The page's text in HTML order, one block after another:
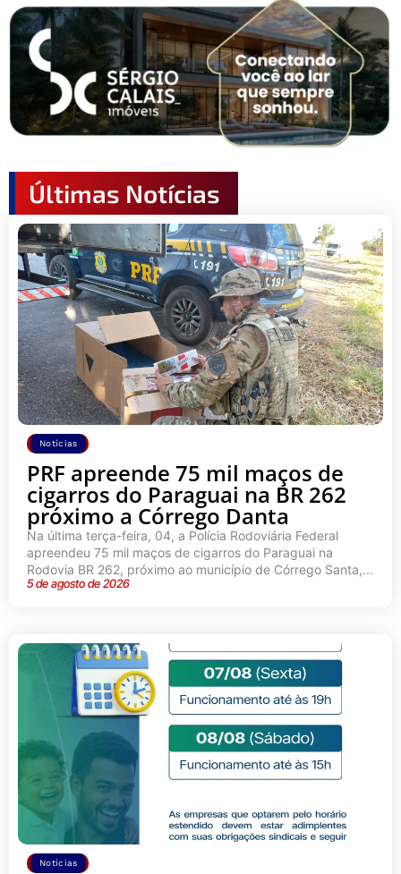
Últimas Notícias
Notícias
PRF apreende 75 mil maços de
cigarros do Paraguai na BR 262
próximo a Córrego Danta
Na última terça-feira, 04, a Polícia Rodoviária Federal
apreendeu 75 mil maços de cigarros do Paraguai na
Rodovia BR 262, próximo ao município de Córrego Santa,...
5 de agosto de 2026
Notícias